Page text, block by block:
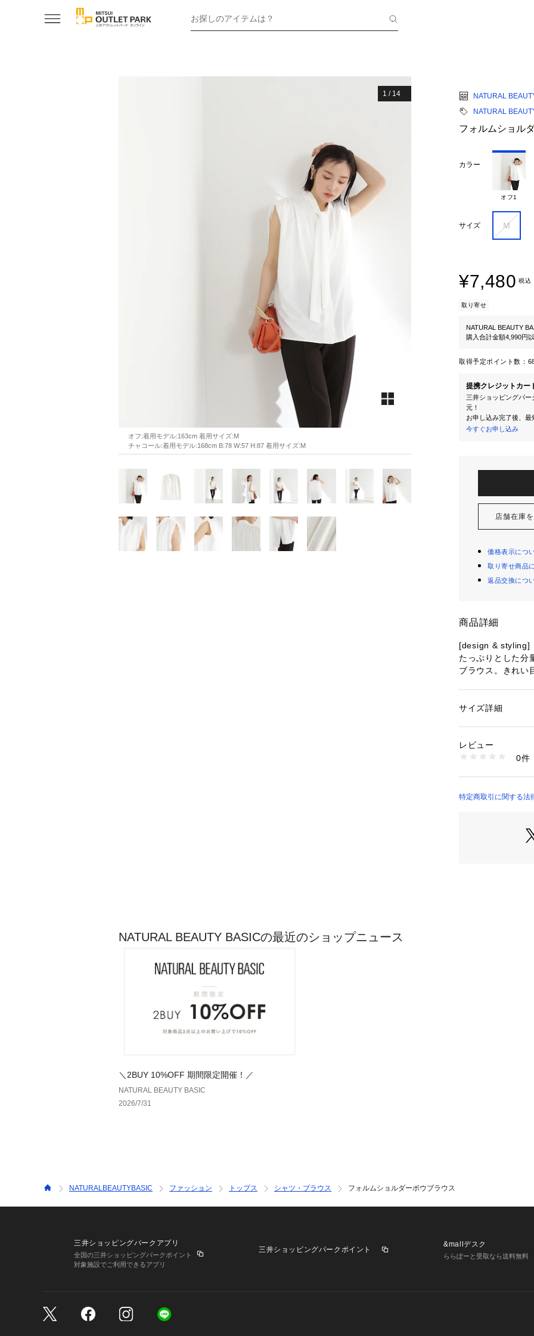
お探しのアイテムは？
1 / 14
オフ:着用モデル:163cm 着用サイズ:M
チャコール:着用モデル:168cm B:78 W:57 H:87 着用サイズ:M
NATURAL
NATURAL
フォルムショル
カラー
オフ1
サイズ Ｍ
¥7,480 税込
取り寄せ
NATURAL BEAUTY
購入合計金額4,990円
取得予定ポイント数：
提携クレジットカー
三井ショッピングパ
元！
お申し込み完了後、最
今すぐお申し込み
店舗在庫
価格表示につ
取り寄せ商品
返品交換につ
商品詳細
[design & styling]
たっぷりとした分
ブラウス。きれい
たらしてもリボン
きれい目のポリエ
張り感とつや、清
際の色味と異なっ
性別：レディース
洗濯：40℃弱い 酸素
乾燥× 吊り干し ウェ
い
0173110517 （ショ
サイズ詳細
レビュー
0件
特定商取引に関する法
NATURAL BEAUTY BASICの最近のショップニュース
＼2BUY 10%OFF 期間限定開催！／
NATURAL BEAUTY BASIC
2026/7/31
NATURALBEAUTYBASIC ファッション トップス シャツ・ブラウス フォルムショルダーボウブラウス
三井ショッピングパークアプリ
全国の三井ショッピングパークポイント
対象施設でご利用できるアプリ
三井ショッピングパークポイント
&mallデスク
ららぽーと受取なら送料無料